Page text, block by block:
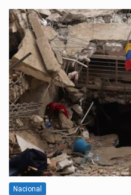
Nacional